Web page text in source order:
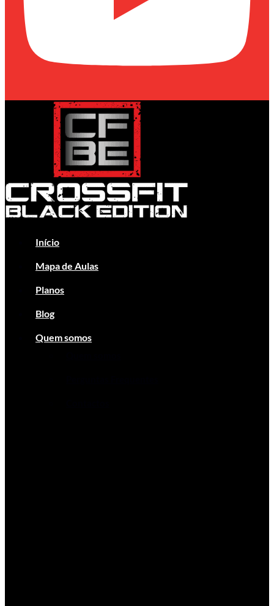
Início
Mapa de Aulas
Planos
Blog
Quem somos